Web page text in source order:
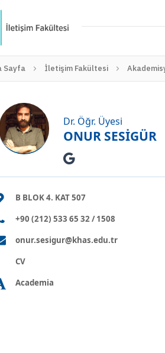
Sayfa İletişim Fakültesi
Dr. Öğr. Üyesi
ONUR SESİGÜR
B BLOK 4. KAT 507
+90 (212) 533 65 32 / 1508
onur.sesigur@khas.edu.tr
CV
Academia